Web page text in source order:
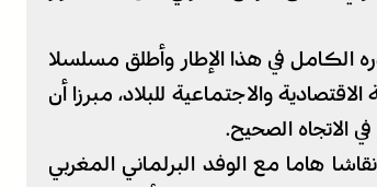
الكامل في هذا الإطار وأطلق مسلسلا
والاجتماعية للبلاد، مبرزا أن
الاتجاه الصحيح.
هاما مع الوفد البرلماني المغربي